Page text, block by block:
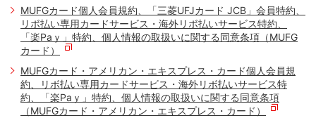
MUFGカード個人会員規約、「三菱UFJカード JCB」会員特約、
リボ払い専用カードサービス・海外リボ払いサービス特約、
「楽Paｙ」特約、個人情報の取扱いに関する同意条項（MUFG
カード）
MUFGカード・アメリカン・エキスプレス・カード個人会員規
約、リボ払い専用カードサービス・海外リボ払いサービス特
約、「楽Paｙ」特約、個人情報の取扱いに関する同意条項
（MUFGカード・アメリカン・エキスプレス・カード）